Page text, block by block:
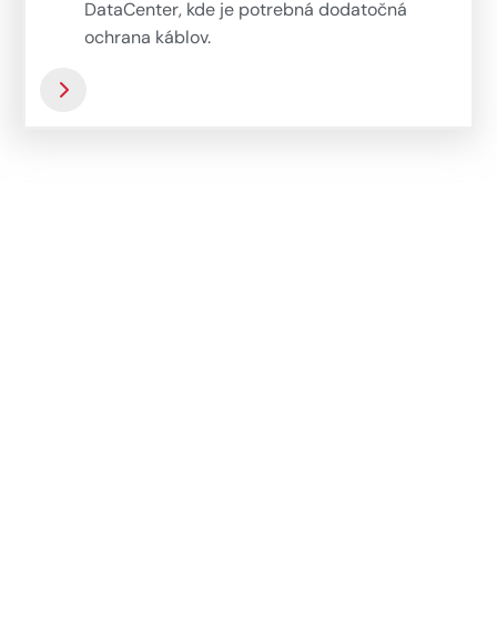
DataCenter, kde je potrebná dodatočná
ochrana káblov.